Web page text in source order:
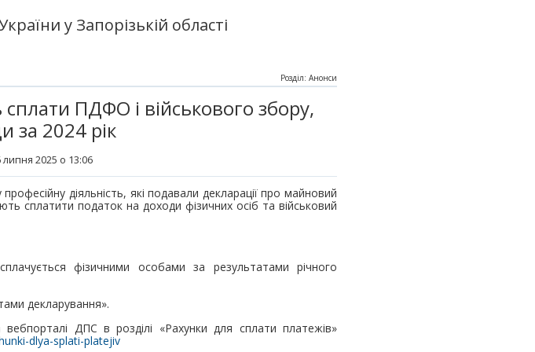
у Запорізькій області
ПДФО і військового збору,
за 2024 рік
липня 2025 о 13:06
Розділ: Анонси
діяльність, які подавали декларації про майновий
сплатити податок на доходи фізичних осіб та військовий
фізичними особами за результатами річного
декларування».
вебпорталі ДПС в розділі «Рахунки для сплати платежів»
dlya-splati-platejiv